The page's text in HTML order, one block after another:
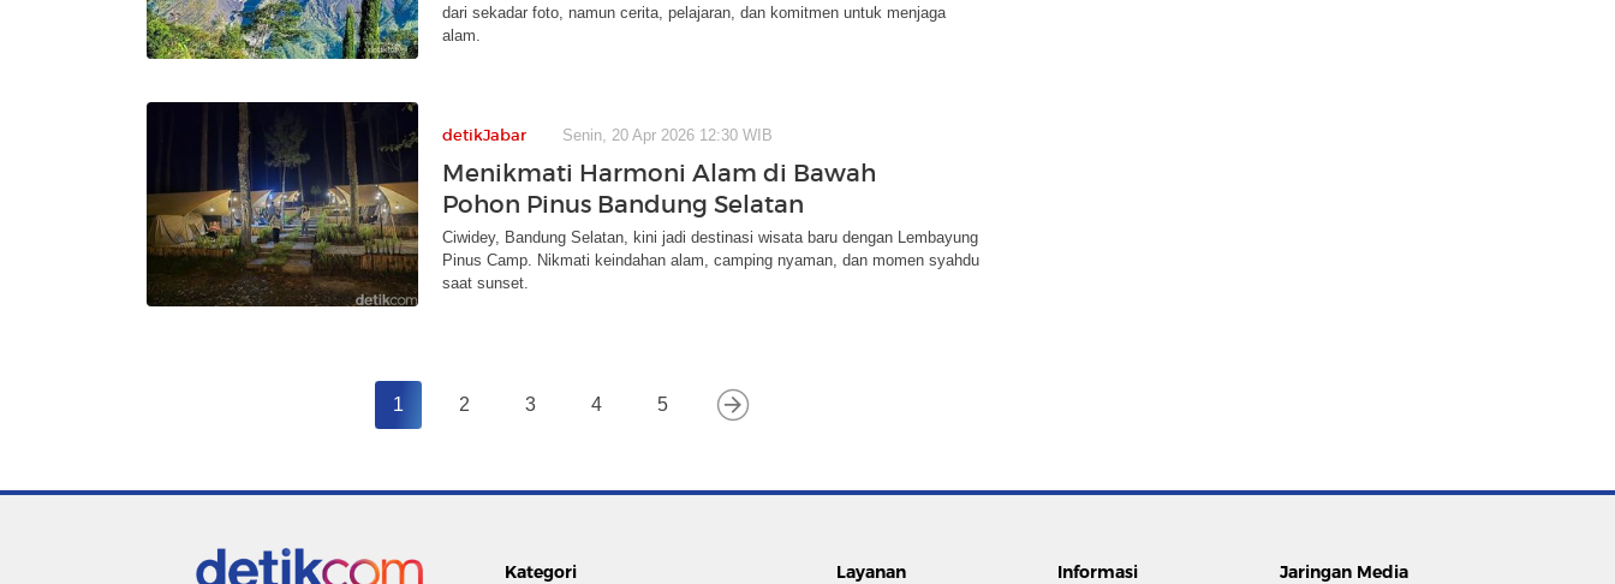
dari sekadar foto, namun cerita, pelajaran, dan komitmen untuk menjaga
alam.
detikJabar Senin, 20 Apr 2026 12:30 WIB
Menikmati Harmoni Alam di Bawah
Pohon Pinus Bandung Selatan
Ciwidey, Bandung Selatan, kini jadi destinasi wisata baru dengan Lembayung
Pinus Camp. Nikmati keindahan alam, camping nyaman, dan momen syahdu
saat sunset.
1 2 3 4 5
Kategori Layanan Informasi Jaringan Media